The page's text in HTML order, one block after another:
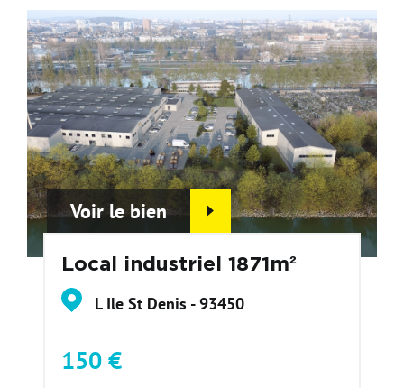
Voir le bien
Local industriel 1871m²
L Ile St Denis - 93450
150 €